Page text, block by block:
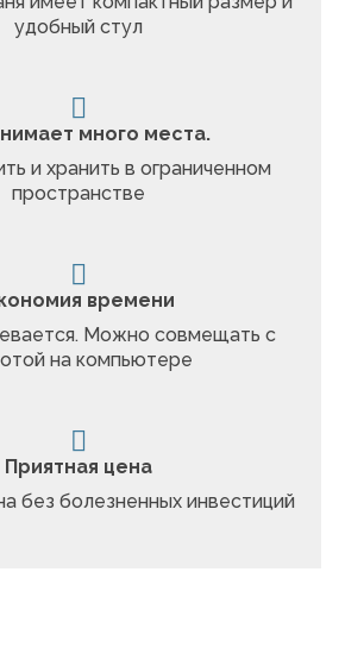
удобный стул
много места.
и хранить в ограниченном
пространстве
времени
Можно совмещать с
на компьютере
Приятная цена
без болезненных инвестиций